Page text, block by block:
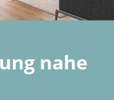
nahe